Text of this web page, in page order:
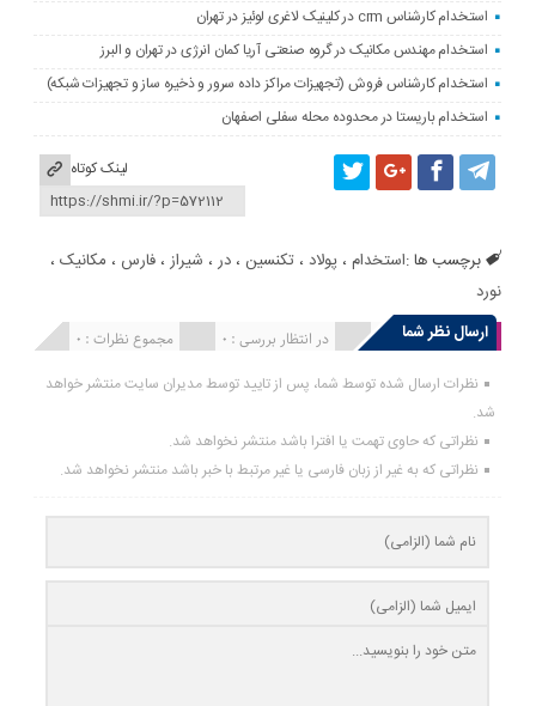
استخدام کارشناس crm در کلینیک لاغری لوئیز در تهران
استخدام مهندس مکانیک در گروه صنعتی آریا کمان انرژی در تهران و البرز
استخدام کارشناس فروش (تجهیزات مراکز داده سرور و ذخیره ساز و تجهیزات شبکه)
استخدام باریستا در محدوده محله سفلی اصفهان
لینک کوتاه
برچسب ها :استخدام ،پولاد ،تکنسین ،در ، شیراز ،فارس ، مکانیک ،
نورد
ارسال نظر شما
مجموع نظرات : 0 در انتظار بررسی : 0 انتشار یافته : 0
نظرات ارسال شده توسط شما، پس از تایید توسط مدیران سایت منتشر خواهد
شد.
نظراتی که حاوی تهمت یا افترا باشد منتشر نخواهد شد.
نظراتی که به غیر از زبان فارسی یا غیر مرتبط با خبر باشد منتشر نخواهد شد.